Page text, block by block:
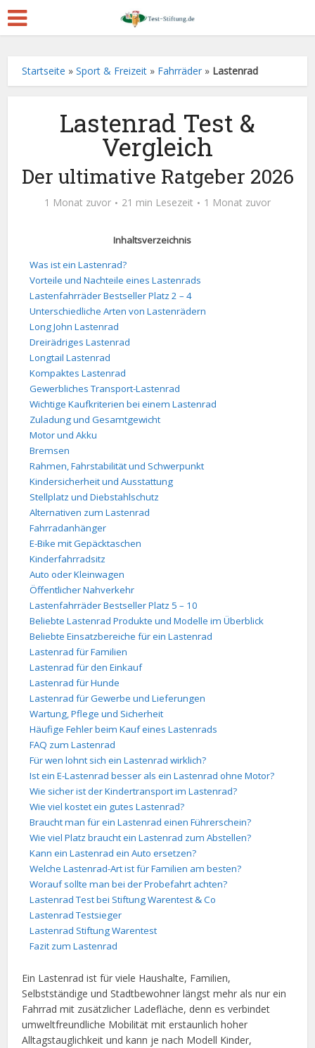
Startseite »Sport & Freizeit » Fahrräder » Lastenrad
Lastenrad Test &
Vergleich
Der ultimative Ratgeber 2026
1 Monat zuvor 21 min Lesezeit 1 Monat zuvor
Inhaltsverzeichnis
Was ist ein Lastenrad?
Vorteile und Nachteile eines Lastenrads
Lastenfahrräder Bestseller Platz 2 – 4
Unterschiedliche Arten von Lastenrädern
Long John Lastenrad
Dreirädriges Lastenrad
Longtail Lastenrad
Kompaktes Lastenrad
Gewerbliches Transport-Lastenrad
Wichtige Kaufkriterien bei einem Lastenrad
Zuladung und Gesamtgewicht
Motor und Akku
Bremsen
Rahmen, Fahrstabilität und Schwerpunkt
Kindersicherheit und Ausstattung
Stellplatz und Diebstahlschutz
Alternativen zum Lastenrad
Fahrradanhänger
E-Bike mit Gepäcktaschen
Kinderfahrradsitz
Auto oder Kleinwagen
Öffentlicher Nahverkehr
Lastenfahrräder Bestseller Platz 5 – 10
Beliebte Lastenrad Produkte und Modelle im Überblick
Beliebte Einsatzbereiche für ein Lastenrad
Lastenrad für Familien
Lastenrad für den Einkauf
Lastenrad für Hunde
Lastenrad für Gewerbe und Lieferungen
Wartung, Pflege und Sicherheit
Häufige Fehler beim Kauf eines Lastenrads
FAQ zum Lastenrad
Für wen lohnt sich ein Lastenrad wirklich?
Ist ein E-Lastenrad besser als ein Lastenrad ohne Motor?
Wie sicher ist der Kindertransport im Lastenrad?
Wie viel kostet ein gutes Lastenrad?
Braucht man für ein Lastenrad einen Führerschein?
Wie viel Platz braucht ein Lastenrad zum Abstellen?
Kann ein Lastenrad ein Auto ersetzen?
Welche Lastenrad-Art ist für Familien am besten?
Worauf sollte man bei der Probefahrt achten?
Lastenrad Test bei Stiftung Warentest & Co
Lastenrad Testsieger
Lastenrad Stiftung Warentest
Fazit zum Lastenrad
Ein Lastenrad ist für viele Haushalte, Familien,
Selbstständige und Stadtbewohner längst mehr als nur ein
Fahrrad mit zusätzlicher Ladefläche, denn es verbindet
umweltfreundliche Mobilität mit erstaunlich hoher
Alltagstauglichkeit und kann je nach Modell Kinder,